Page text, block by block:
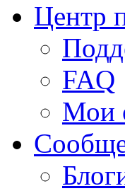
Центр
FAQ
Мои